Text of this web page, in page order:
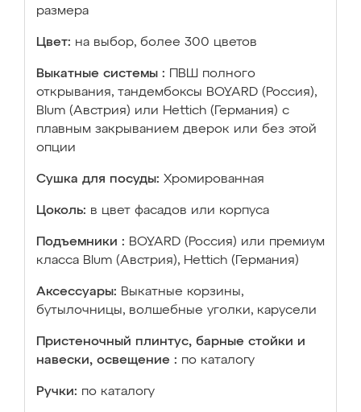
размера
Цвет: на выбор, более 300 цветов
Выкатные системы :
ПВШ полного
открывания, тандембоксы BOYARD (Россия),
Blum (Австрия) или Hettich (Германия) с
плавным закрыванием дверок или без этой
опции
Сушка для посуды: Хромированная
Цоколь: в цвет фасадов или корпуса
Подъемники : BOYARD (Россия) или премиум
класса Blum (Австрия), Hettich (Германия)
Аксессуары: Выкатные корзины,
бутылочницы, волшебные уголки, карусели
Пристеночный плинтус, барные стойки и
навески, освещение : по каталогу
Ручки: по каталогу